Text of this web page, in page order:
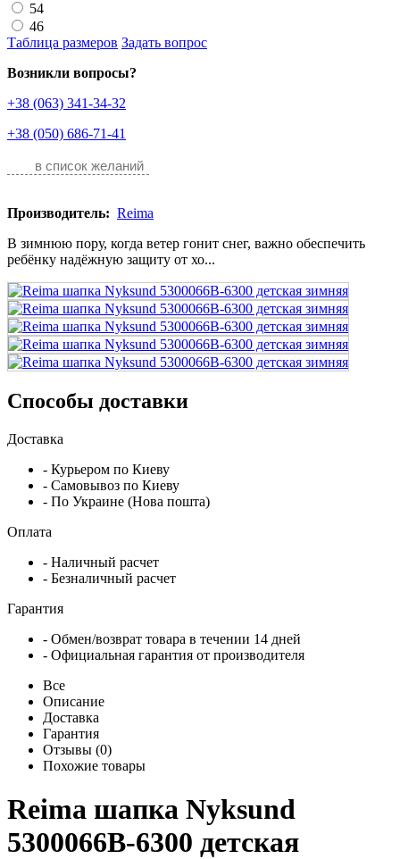
54
46
Таблица размеров Задать вопрос
Возникли вопросы?
+38 (063) 341-34-32
+38 (050) 686-71-41
в список желаний
Производитель: Reima
В зимнюю пору, когда ветер гонит снег, важно обеспечить
ребёнку надёжную защиту от хо...
Способы доставки
Доставка
- Курьером по Киеву
- Самовывоз по Киеву
- По Украине (Нова пошта)
Оплата
- Наличный расчет
- Безналичный расчет
Гарантия
- Обмен/возврат товара в течении 14 дней
- Официальная гарантия от производителя
Все
Описание
Доставка
Гарантия
Отзывы (0)
Похожие товары
Reima шапка Nyksund
5300066B-6300 детская